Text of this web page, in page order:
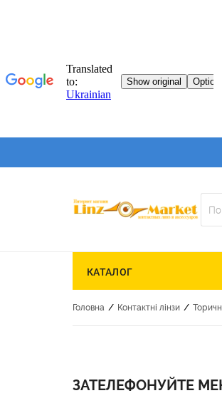
КАТАЛОГ
Головна / Контактні лінзи /
ЗАТЕЛЕФОНУЙТЕ